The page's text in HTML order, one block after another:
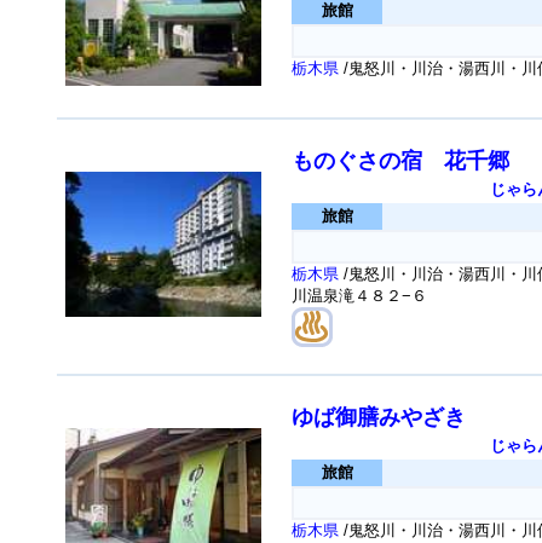
旅館
栃木県 /鬼怒川・川治・湯西川・
ものぐさの宿 花千郷
じゃら
旅館
栃木県 /鬼怒川・川治・湯西川・
川温泉滝４８２−６
ゆば御膳みやざき
じゃら
旅館
栃木県 /鬼怒川・川治・湯西川・